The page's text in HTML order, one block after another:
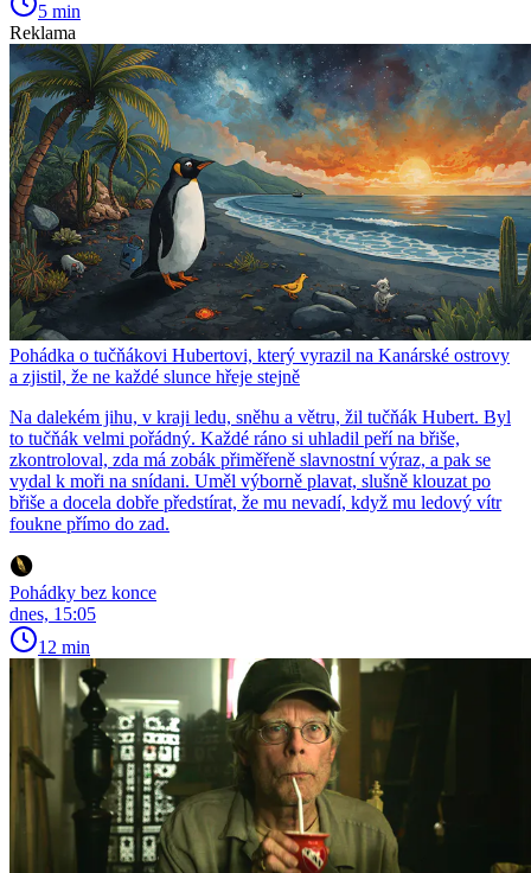
5 min
Reklama
Pohádka o tučňákovi Hubertovi, který vyrazil na Kanárské ostrovy
a zjistil, že ne každé slunce hřeje stejně
Na dalekém jihu, v kraji ledu, sněhu a větru, žil tučňák Hubert. Byl
to tučňák velmi pořádný. Každé ráno si uhladil peří na břiše,
zkontroloval, zda má zobák přiměřeně slavnostní výraz, a pak se
vydal k moři na snídani. Uměl výborně plavat, slušně klouzat po
břiše a docela dobře předstírat, že mu nevadí, když mu ledový vítr
foukne přímo do zad.
Pohádky bez konce
dnes, 15:05
12 min